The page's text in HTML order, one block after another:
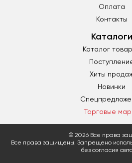
Оплата
Контакты
Каталоги
Каталог
Хиты
Новинки
Торговые
© 2026 Все права
Все права защищены. Запрещено
без согласия